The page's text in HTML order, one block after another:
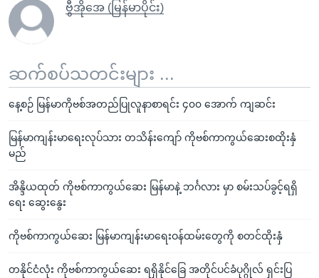
ဗွီအိုအေ (မြန်မာပိုင်း)
ဆက်စပ်သတင်းများ ...
နေ့စဉ် မြန်မာကိုဗစ်အတည်ပြုလူနာစာရင်း ၄၀၀ အောက် ကျဆင်း
မြန်မာကျန်းမာရေးလုပ်သား တသိန်းကျော် ကိုဗစ်ကာကွယ်ဆေးစထိုးနှံ
မည်
အိန္ဒိယထုတ် ကိုဗစ်ကာကွယ်ဆေး မြန်မာနဲ့ ဘင်္ဂလား မှာ စမ်းသပ်ခွင့်ရရှိ
ရေး ဆွေးနွေး
ကိုဗစ်ကာကွယ်ဆေး မြန်မာကျန်းမာရေးဝန်ထမ်းတွေကို စတင်ထိုးနှံ
တနိုင်ငံလုံး ကိုဗစ်ကာကွယ်ဆေး ရရှိနိုင်ခြေ အတိုင်ပင်ခံပုဂ္ဂိုလ် ရှင်းပြ